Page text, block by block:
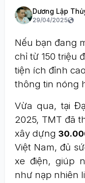
Dương Lập
29/04/2025
Nếu bạn đang
chỉ từ 150 triệu
tiện ích đỉnh
thông tin nóng
Vừa qua, tại
2025, TMT đã
xây dựng
Việt Nam, đủ
xe điện, giúp
như nạp nhiên